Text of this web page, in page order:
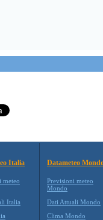
Italia
meteo
Italia
Datameteo
Previsioni meteo
Mondo
Dati Attuali Mondo
Clima Mondo